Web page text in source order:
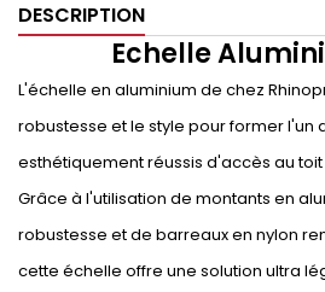
DESCRIPTION
Echelle
L'échelle en aluminium de chez
robustesse et le style pour former l'un
esthétiquement réussis d'accès au
Grâce à l'utilisation de montants en
robustesse et de barreaux en nylon
cette échelle offre une solution ultra